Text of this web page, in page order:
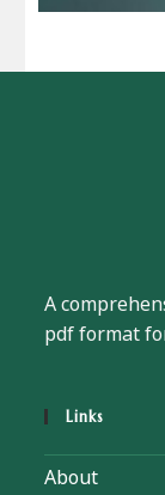
A
pdf format
Links
About